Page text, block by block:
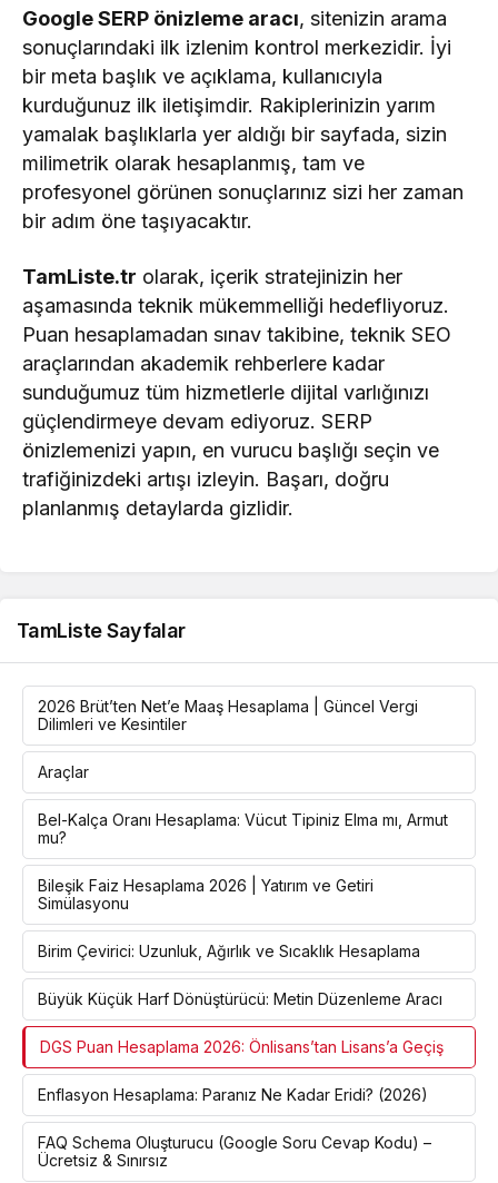
Google SERP önizleme aracı, sitenizin arama
sonuçlarındaki ilk izlenim kontrol merkezidir. İyi
bir meta başlık ve açıklama, kullanıcıyla
kurduğunuz ilk iletişimdir. Rakiplerinizin yarım
yamalak başlıklarla yer aldığı bir sayfada, sizin
milimetrik olarak hesaplanmış, tam ve
profesyonel görünen sonuçlarınız sizi her zaman
bir adım öne taşıyacaktır.
TamListe.tr olarak, içerik stratejinizin her
aşamasında teknik mükemmelliği hedefliyoruz.
Puan hesaplamadan sınav takibine, teknik SEO
araçlarından akademik rehberlere kadar
sunduğumuz tüm hizmetlerle dijital varlığınızı
güçlendirmeye devam ediyoruz. SERP
önizlemenizi yapın, en vurucu başlığı seçin ve
trafiğinizdeki artışı izleyin. Başarı, doğru
planlanmış detaylarda gizlidir.
TamListe Sayfalar
2026 Brüt’ten Net’e Maaş Hesaplama | Güncel Vergi
Dilimleri ve Kesintiler
Araçlar
Bel-Kalça Oranı Hesaplama: Vücut Tipiniz Elma mı, Armut
mu?
Bileşik Faiz Hesaplama 2026 | Yatırım ve Getiri
Simülasyonu
Birim Çevirici: Uzunluk, Ağırlık ve Sıcaklık Hesaplama
Büyük Küçük Harf Dönüştürücü: Metin Düzenleme Aracı
DGS Puan Hesaplama 2026: Önlisans’tan Lisans’a Geçiş
Enflasyon Hesaplama: Paranız Ne Kadar Eridi? (2026)
FAQ Schema Oluşturucu (Google Soru Cevap Kodu) –
Ücretsiz & Sınırsız